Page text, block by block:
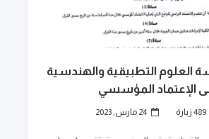
التطبيقية والهندسية
الإعتماد المؤسسي
489 زيارة 24 مارس, 2023